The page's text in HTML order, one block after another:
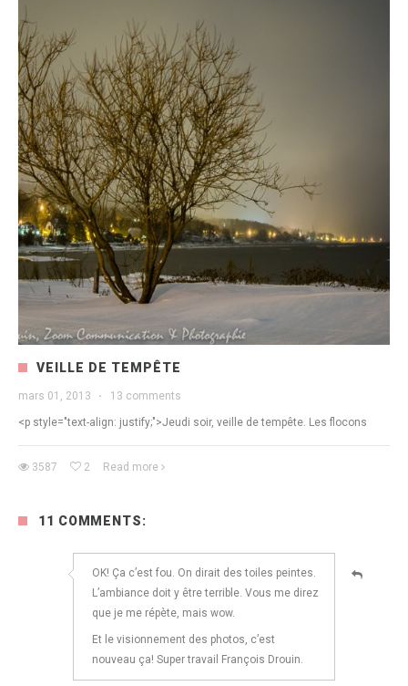
VEILLE DE TEMPÊTE
mars 01, 2013 · 13 comments
<p style="text-align: justify;">Jeudi soir, veille de tempête. Les flocons
3587 2 Read more
11 COMMENTS:
OK! Ça c’est fou. On dirait des toiles peintes.
L’ambiance doit y être terrible. Vous me direz
que je me répète, mais wow.
Et le visionnement des photos, c’est
nouveau ça! Super travail François Drouin.